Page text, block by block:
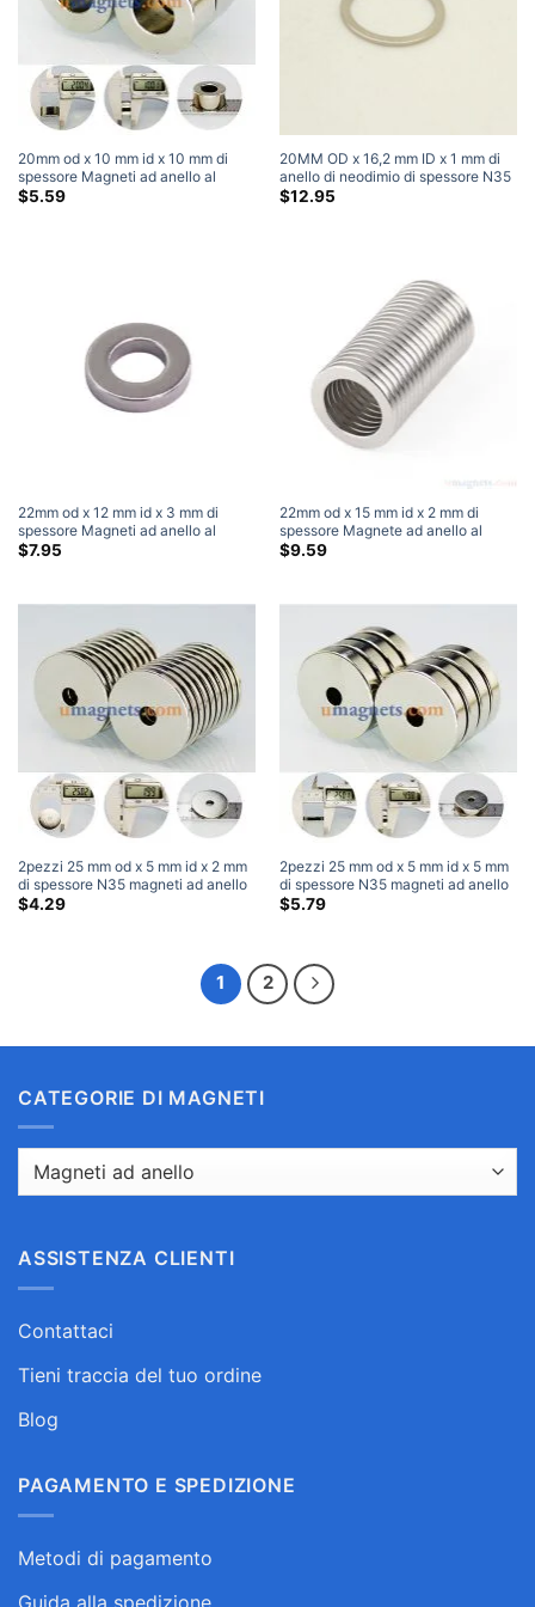
20mm od x 10 mm id x 10 mm di
spessore Magneti ad anello al
neodimio N35 Potenti magneti ad
$5.59
20MM OD x 16,2 mm ID x 1 mm di
anello di neodimio di spessore N35
Vendita di magneti di ciambella di
$12.95
22mm od x 12 mm id x 3 mm di
spessore Magneti ad anello al
neodimio N35 Magneti ad anello
$7.95
22mm od x 15 mm id x 2 mm di
spessore Magnete ad anello al
neodimio N35 Magneti ad anello
$9.59
2pezzi 25 mm od x 5 mm id x 2 mm
di spessore N35 magneti ad anello
al neodimio Magneti ad anello
$4.29
2pezzi 25 mm od x 5 mm id x 5 mm
di spessore N35 magneti ad anello
al neodimio Magneti ad anello
$5.79
1 2
CATEGORIE DI MAGNETI
ASSISTENZA CLIENTI
Contattaci
Tieni traccia del tuo ordine
Blog
PAGAMENTO E SPEDIZIONE
Metodi di pagamento
Guida alla spedizione